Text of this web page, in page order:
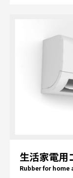
生活家電用
Rubber for home